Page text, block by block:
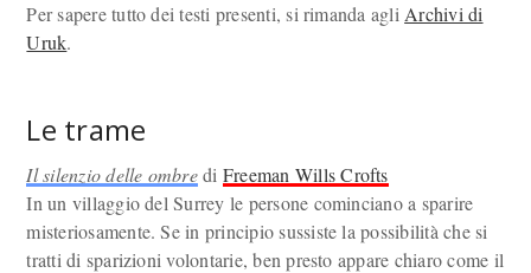
Per sapere tutto dei testi presenti, si rimanda agli Archivi di
Uruk.
Le trame
Il silenzio delle ombredi Freeman Wills Crofts
In un villaggio del Surrey le persone cominciano a sparire
misteriosamente. Se in principio sussiste la possibilità che si
tratti di sparizioni volontarie, ben presto appare chiaro come il